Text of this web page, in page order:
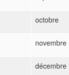
octobre
novembre
décembre